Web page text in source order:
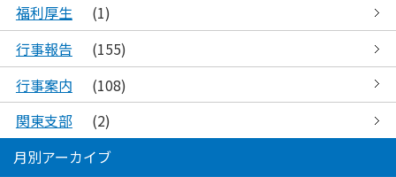
福利厚生
(1)
行事報告
(155)
行事案内
(108)
関東支部
(2)
月別アーカイブ